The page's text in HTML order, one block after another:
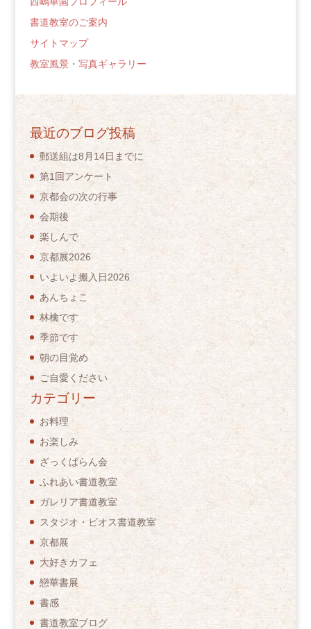
書道教室のご案内
サイトマップ
教室風景・写真ギャラリー
最近のブログ投稿
郵送組は8月14日までに
第1回アンケート
京都会の次の行事
会期後
楽しんで
京都展2026
いよいよ搬入日2026
あんちょこ
林檎です
季節です
朝の目覚め
ご自愛ください
カテゴリー
お料理
お楽しみ
ざっくばらん会
ふれあい書道教室
ガレリア書道教室
スタジオ・ビオス書道教室
京都展
大好きカフェ
戀華書展
書感
書道教室ブログ